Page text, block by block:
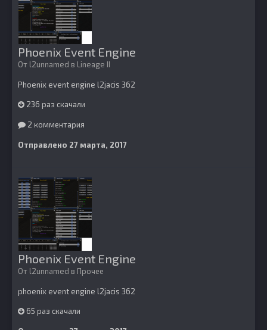
Phoenix Event Engine
От l2unnamed в Lineage II
Phoenix event engine l2jacis 362
236 раз скачали
2 комментария
Отправлено 27 марта, 2017
Phoenix Event Engine
От l2unnamed в Прочее
phoenix event engine l2jacis 362
65 раз скачали